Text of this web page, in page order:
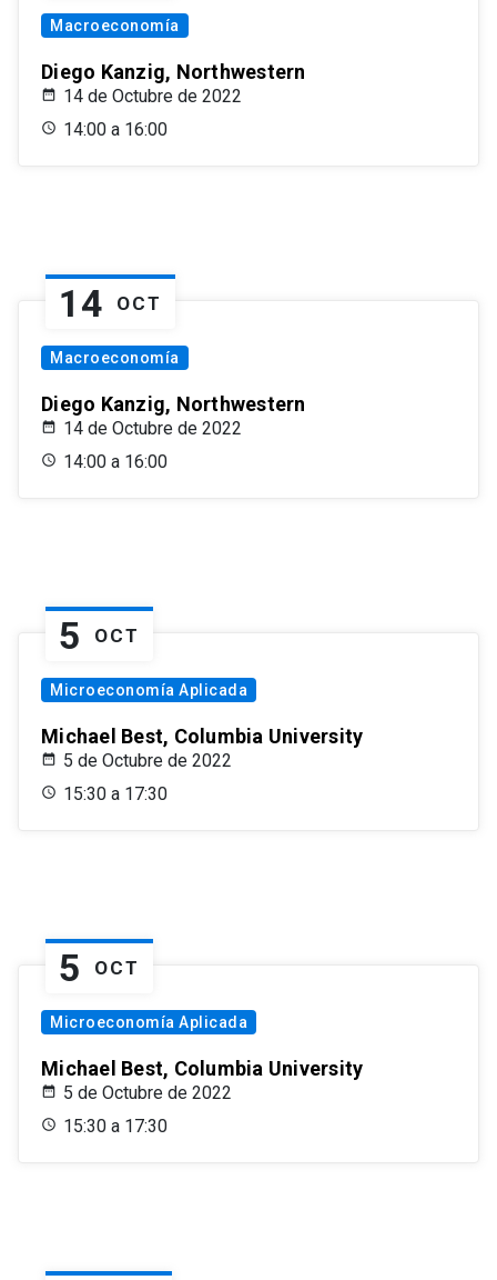
Macroeconomía
Diego Kanzig, Northwestern
14 de Octubre de 2022
14:00 a 16:00
14 OCT
Macroeconomía
Diego Kanzig, Northwestern
14 de Octubre de 2022
14:00 a 16:00
5 OCT
Microeconomía Aplicada
Michael Best, Columbia University
5 de Octubre de 2022
15:30 a 17:30
5 OCT
Microeconomía Aplicada
Michael Best, Columbia University
5 de Octubre de 2022
15:30 a 17:30